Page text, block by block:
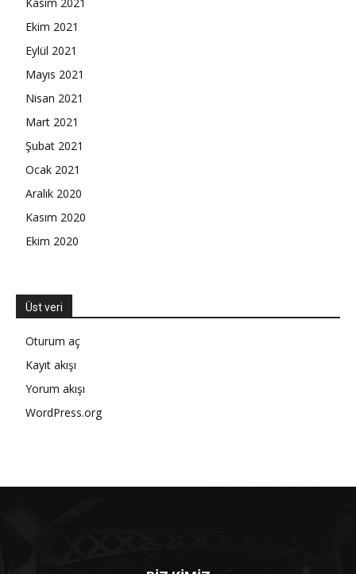
Kasım 2021
Ekim 2021
Eylül 2021
Mayıs 2021
Nisan 2021
Mart 2021
Şubat 2021
Ocak 2021
Aralık 2020
Kasım 2020
Ekim 2020
Üst veri
Oturum aç
Kayıt akışı
Yorum akışı
WordPress.org